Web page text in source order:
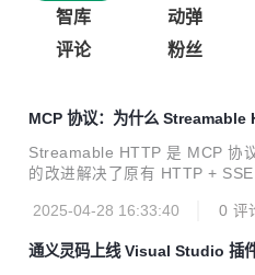
智库
动弹
评论
粉丝
MCP 协议：为什么 Streamable
Streamable HTTP 是 MCP 协
的改进解决了原有 HTTP +
2025-04-28 16:33:40 0 评
通义灵码上线 Visual Studio 插件